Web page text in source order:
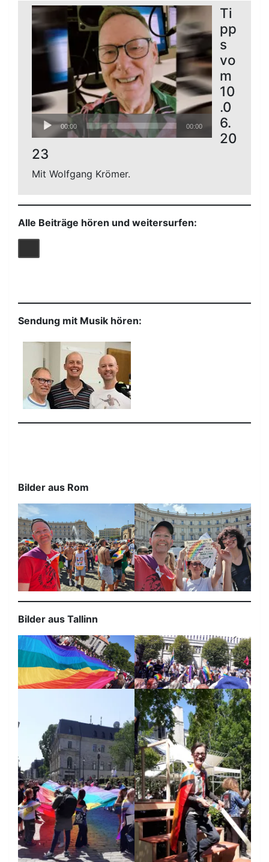
Audio-
Player
00:00 00:00
Ti
pp
s
vo
m
10
.0
6.
20
23
Mit Wolfgang Krömer.
Alle Beiträge hören und weitersurfen:
Sendung mit Musik hören:
Bilder aus Rom
Bilder aus Tallinn